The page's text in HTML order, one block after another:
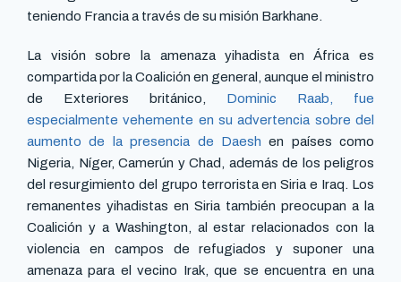
teniendo Francia a través de su misión Barkhane.
La visión sobre la amenaza yihadista en África es
compartida por la Coalición en general, aunque el ministro
de Exteriores británico, Dominic Raab, fue
especialmente vehemente en su advertencia sobre del
aumento de la presencia de Daesh en países como
Nigeria, Níger, Camerún y Chad, además de los peligros
del resurgimiento del grupo terrorista en Siria e Iraq. Los
remanentes yihadistas en Siria también preocupan a la
Coalición y a Washington, al estar relacionados con la
violencia en campos de refugiados y suponer una
amenaza para el vecino Irak, que se encuentra en una